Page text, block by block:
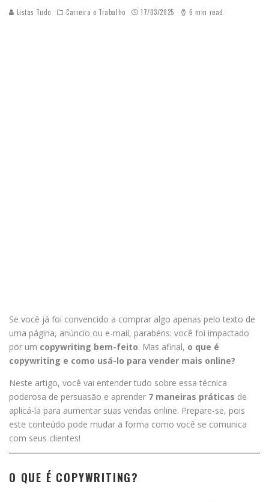
Listas Tudo Carreira e Trabalho 17/03/2025 6 min read
Se você já foi convencido a comprar algo apenas pelo texto de
uma página, anúncio ou e-mail, parabéns: você foi impactado
por um copywriting bem-feito. Mas afinal, o que é
copywriting e como usá-lo para vender mais online?
Neste artigo, você vai entender tudo sobre essa técnica
poderosa de persuasão e aprender 7 maneiras práticas de
aplicá-la para aumentar suas vendas online. Prepare-se, pois
este conteúdo pode mudar a forma como você se comunica
com seus clientes!
O QUE É COPYWRITING?